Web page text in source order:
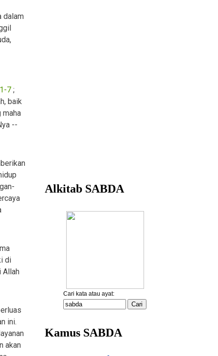
dalam
7 ;
baik
maha
--
di
Allah
ini.
akan